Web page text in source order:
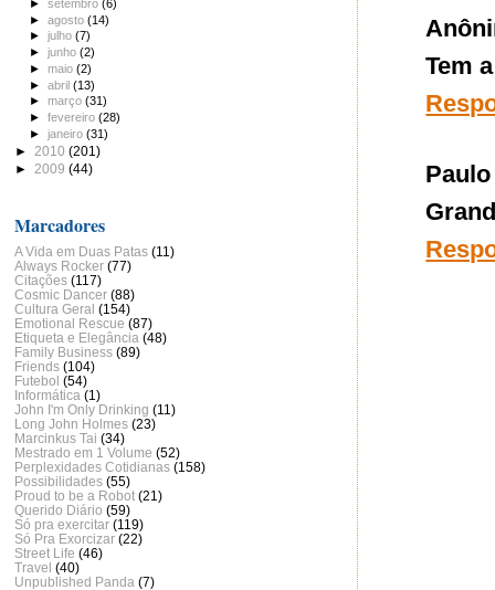
Tem
►setembro(6)
►agosto(14)
►julho(7)
►junho(2)
►maio(2)
►abril(13)
►março(31)
►fevereiro(28)
►janeiro(31)
► 2010 (201)
► 2009 (44)
Marcadores
A Vida em Duas Patas (11)
Always Rocker (77)
Citações (117)
Cosmic Dancer (88)
Cultura Geral (154)
Emotional Rescue (87)
Etiqueta e Elegância (48)
Family Business (89)
Friends (104)
Futebol (54)
Informática (1)
John I'm Only Drinking (11)
Long John Holmes (23)
Marcinkus Tai (34)
Mestrado em 1 Volume (52)
Perplexidades Cotidianas (158)
Possibilidades (55)
Proud to be a Robot (21)
Querido Diário (59)
Só pra exercitar (119)
Só Pra Exorcizar (22)
Street Life (46)
Travel (40)
Unpublished Panda (7)